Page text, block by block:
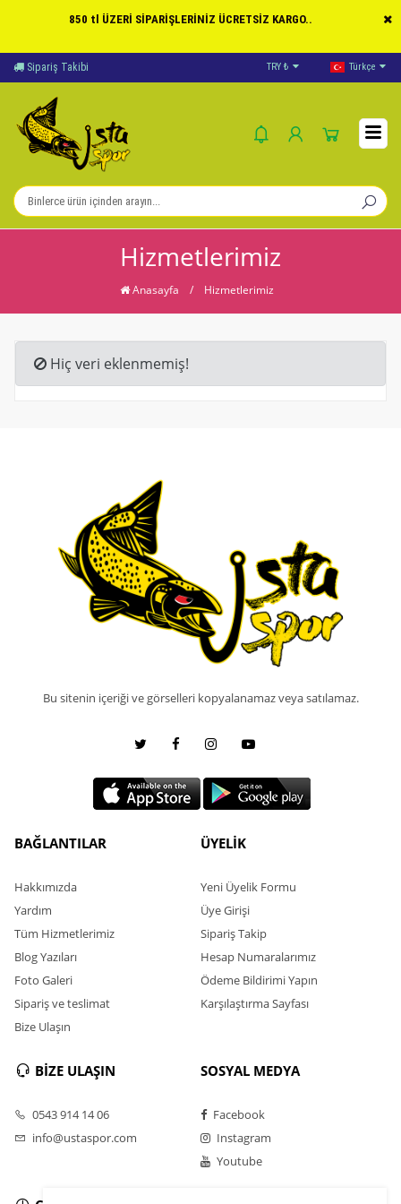
850 tl ÜZERİ SİPARİŞLERİNİZ ÜCRETSİZ KARGO..
Sipariş Takibi TRY ₺ Türkçe
Hizmetlerimiz
Anasayfa / Hizmetlerimiz
Hiç veri eklenmemiş!
Bu sitenin içeriği ve görselleri kopyalanamaz veya satılamaz.
BAĞLANTILAR
Hakkımızda
Yardım
Tüm Hizmetlerimiz
Blog Yazıları
Foto Galeri
Sipariş ve teslimat
Bize Ulaşın
ÜYELİK
Yeni Üyelik Formu
Üye Girişi
Sipariş Takip
Hesap Numaralarımız
Ödeme Bildirimi Yapın
Karşılaştırma Sayfası
BİZE ULAŞIN
0543 914 14 06
info@ustaspor.com
SOSYAL MEDYA
Facebook
Instagram
Youtube